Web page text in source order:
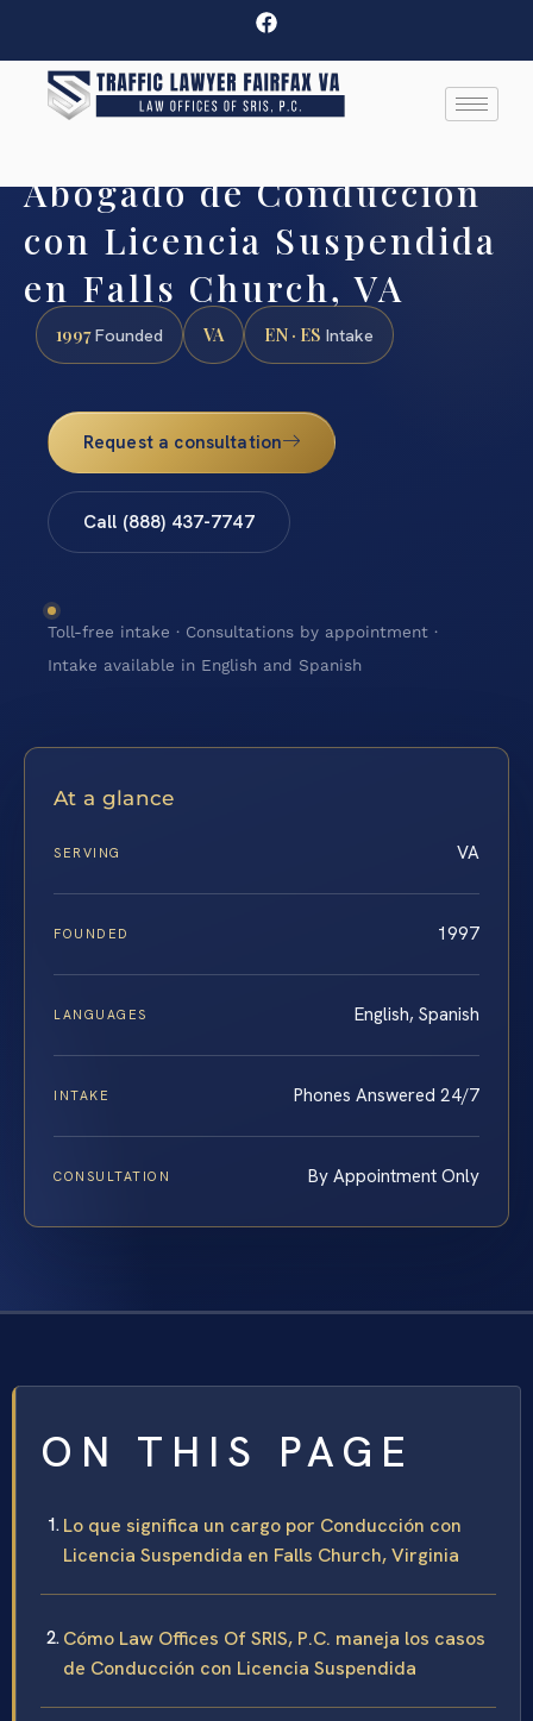
Abogado de Conducción
con Licencia Suspendida
en Falls Church, VA
1997Founded VA EN · ES Intake
Request a consultation
Call (888) 437-7747
Toll-free intake · Consultations by appointment ·
Intake available in English and Spanish
At a glance
SERVING VA
FOUNDED 1997
LANGUAGES English, Spanish
INTAKE Phones Answered 24/7
CONSULTATION By Appointment Only
ON THIS PAGE
Lo que significa un cargo por Conducción con
Licencia Suspendida en Falls Church, Virginia
Cómo Law Offices Of SRIS, P.C. maneja los casos
de Conducción con Licencia Suspendida